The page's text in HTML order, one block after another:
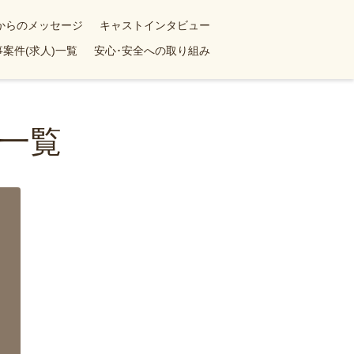
らのメッセージ
キャストインタビュー
案件(求人)一覧 安心･安全への取り組み
覧